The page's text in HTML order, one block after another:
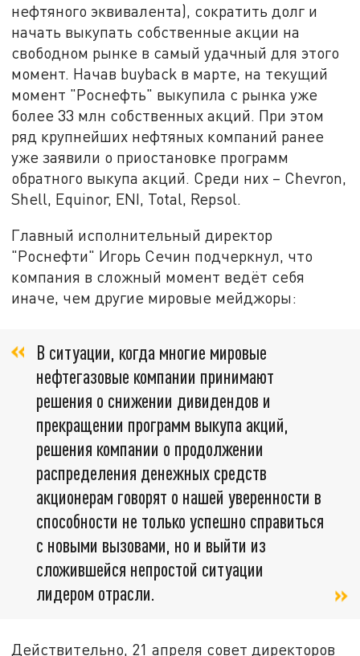
нефтяного эквивалента), сократить долг и
начать выкупать собственные акции на
свободном рынке в самый удачный для этого
момент. Начав buyback в марте, на текущий
момент "Роснефть" выкупила с рынка уже
более 33 млн собственных акций. При этом
ряд крупнейших нефтяных компаний ранее
уже заявили о приостановке программ
обратного выкупа акций. Среди них – Chevron,
Shell, Equinor, ENI, Total, Repsol.
Главный исполнительный директор
"Роснефти" Игорь Сечин подчеркнул, что
компания в сложный момент ведёт себя
иначе, чем другие мировые мейджоры:
В ситуации, когда многие мировые
нефтегазовые компании принимают
решения о снижении дивидендов и
прекращении программ выкупа акций,
решения компании о продолжении
распределения денежных средств
акционерам говорят о нашей уверенности в
способности не только успешно справиться
с новыми вызовами, но и выйти из
сложившейся непростой ситуации
лидером отрасли.
Действительно, 21 апреля совет директоров